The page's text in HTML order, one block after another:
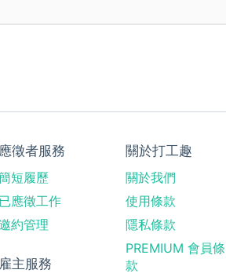
應徵者服務
短履歷
已應徵工作
約管理
雇主服務
關於打工趣
關於我們
使用條款
隱私條款
PREMIUM 會員條
款